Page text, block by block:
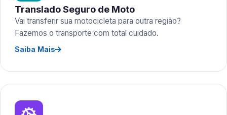
Translado Seguro de Moto
Vai transferir sua motocicleta para outra região?
Fazemos o transporte com total cuidado.
Saiba Mais